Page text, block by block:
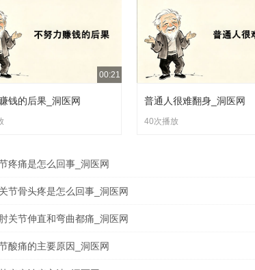
00:21
钱的后果_洞医网 普通人很难翻身_洞医网
40次播放
疼痛是怎么回事_洞医网
节骨头疼是怎么回事_洞医网
关节伸直和弯曲都痛_洞医网
酸痛的主要原因_洞医网